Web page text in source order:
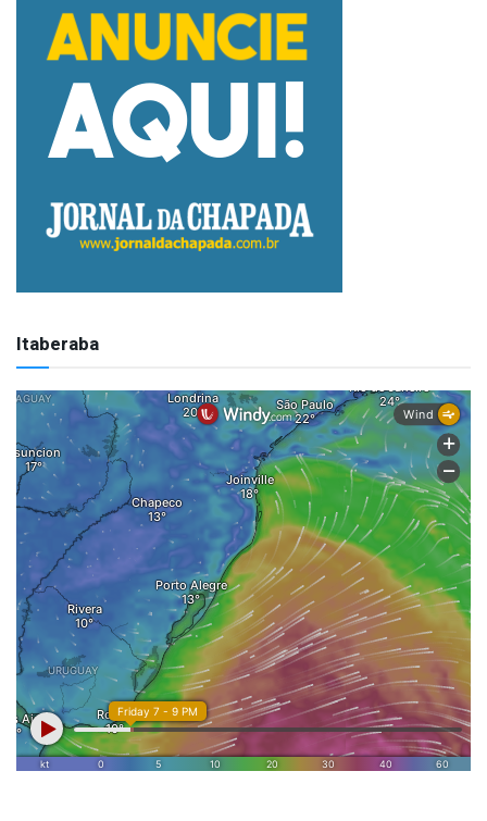
Itaberaba